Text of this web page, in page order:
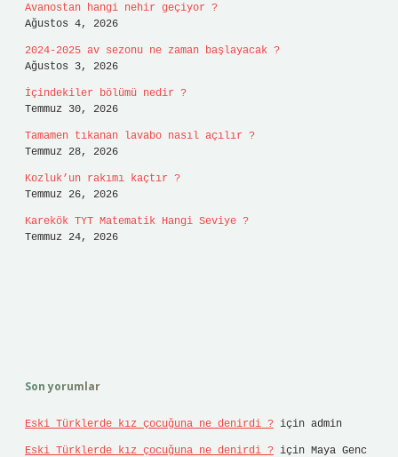
Avanostan hangi nehir geçiyor ?
Ağustos 4, 2026
2024-2025 av sezonu ne zaman başlayacak ?
Ağustos 3, 2026
İçindekiler bölümü nedir ?
Temmuz 30, 2026
Tamamen tıkanan lavabo nasıl açılır ?
Temmuz 28, 2026
Kozluk’un rakımı kaçtır ?
Temmuz 26, 2026
Karekök TYT Matematik Hangi Seviye ?
Temmuz 24, 2026
Son yorumlar
Eski Türklerde kız çocuğuna ne denirdi ? için admin
Eski Türklerde kız çocuğuna ne denirdi ? için Maya Genc